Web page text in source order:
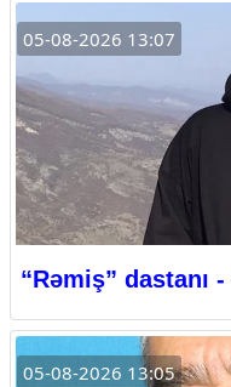
05-08-2026 13:07
“Rəmiş” dastanı -
05-08-2026 13:05